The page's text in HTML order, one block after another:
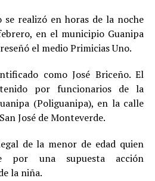
se realizó en horas de la noche
en el municipio Guanipa
el medio Primicias Uno.
como José Briceño. El
por funcionarios de la
(Poliguanipa), en la calle
José de Monteverde.
de la menor de edad quien
por una supuesta acción
la niña.